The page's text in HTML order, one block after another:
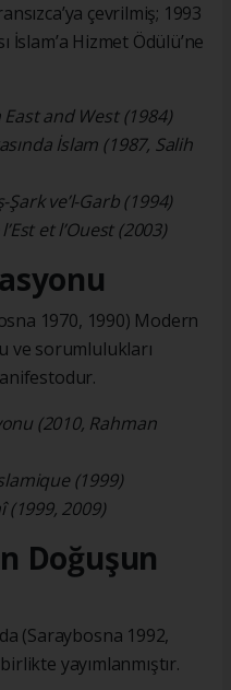
çevrilmiş; 1993
İslam’a Hizmet Ödülü’ne
and West (1984)
İslam (1987, Salih
ve’l-Garb (1994)
et l’Ouest (2003)
1970, 1990) Modern
ve sorumlulukları
(2010, Rahman
(1999)
(1999, 2009)
Doğuşun
(Saraybosna 1992,
yayımlanmıştır.